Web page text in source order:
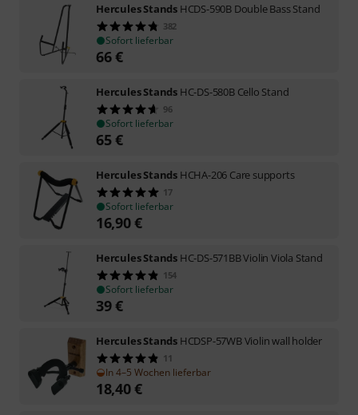
Hercules Stands HCDS-590B Double Bass Stand
382
Sofort lieferbar
66€
Hercules Stands HC-DS-580B Cello Stand
96
Sofort lieferbar
65€
Hercules Stands HCHA-206 Care supports
17
Sofort lieferbar
16,90€
Hercules Stands HC-DS-571BB Violin Viola Stand
154
Sofort lieferbar
39€
Hercules Stands HCDSP-57WB Violin wall holder
11
In 4–5 Wochen lieferbar
18,40€